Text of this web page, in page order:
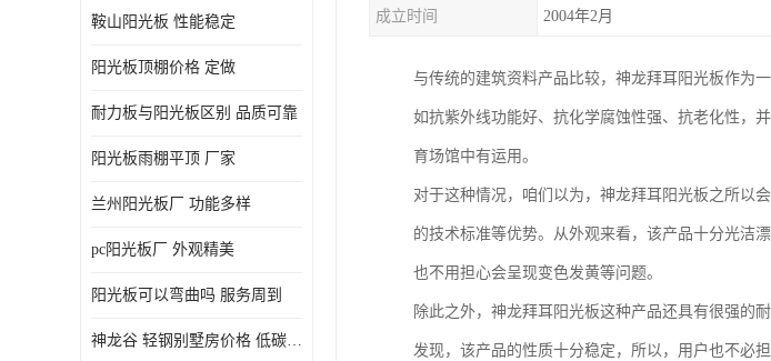
鞍山阳光板 性能稳定
阳光板顶棚价格 定做
耐力板与阳光板区别 品质可靠
阳光板雨棚平顶 厂家
兰州阳光板厂 功能多样
pc阳光板厂 外观精美
阳光板可以弯曲吗 服务周到
神龙谷 轻钢别墅房价格 低碳环保
成立时间 2004年2月
与传统的建筑资料产品比较，神龙拜耳阳光板作为
如抗紫外线功能好、抗化学腐蚀性强、抗老化性，
育场馆中有运用。
对于这种情况，咱们以为，神龙拜耳阳光板之所以
的技术标准等优势。从外观来看，该产品十分光洁
也不用担心会呈现变色发黄等问题。
除此之外，神龙拜耳阳光板这种产品还具有很强的
发现，该产品的性质十分稳定，所以，用户也不必